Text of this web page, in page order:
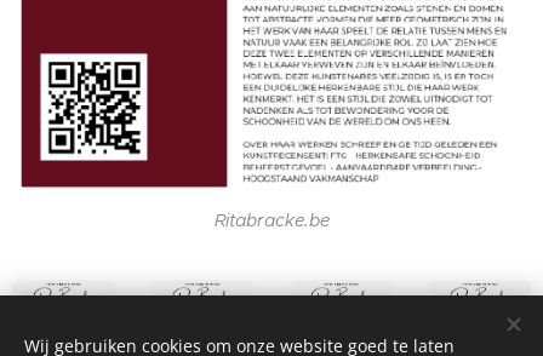
Ritabracke.be
Wij gebruiken cookies om onze website goed te laten